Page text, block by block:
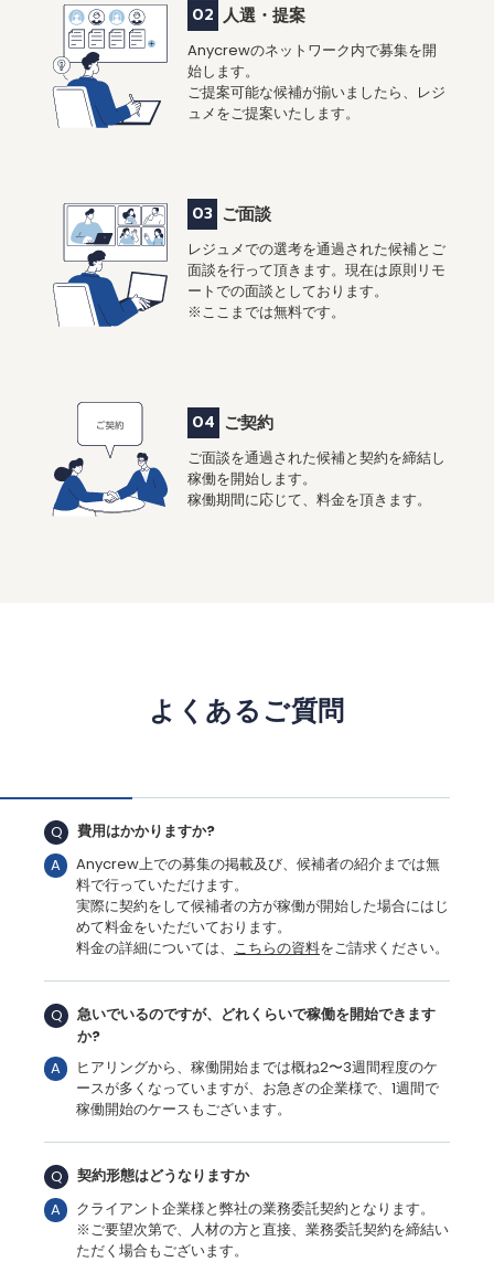
02 人選・提案
Anycrewのネットワーク内で募集を開
始します。
ご提案可能な候補が揃いましたら、レジ
ュメをご提案いたします。
03 ご面談
レジュメでの選考を通過された候補とご
面談を行って頂きます。現在は原則リモ
ートでの面談としております。
※ここまでは無料です。
04 ご契約
ご面談を通過された候補と契約を締結し
稼働を開始します。
稼働期間に応じて、料金を頂きます。
よくあるご質問
Q
費用はかかりますか?
A
Anycrew上での募集の掲載及び、候補者の紹介までは無
料で行っていただけます。
実際に契約をして候補者の方が稼働が開始した場合にはじ
めて料金をいただいております。
料金の詳細については、 こちらの資料をご請求ください。
Q
急いでいるのですが、どれくらいで稼働を開始できます
か?
A
ヒアリングから、稼働開始までは概ね2〜3週間程度のケ
ースが多くなっていますが、お急ぎの企業様で、1週間で
稼働開始のケースもございます。
Q
契約形態はどうなりますか
A
クライアント企業様と弊社の業務委託契約となります。
※ご要望次第で、人材の方と直接、業務委託契約を締結い
ただく場合もございます。